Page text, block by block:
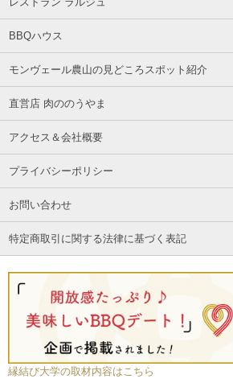
BBQハウス
モンヴェール農山の見どころスポット紹介
直営店 肉ののうやま
アクセス＆会社概要
プライバシーポリシー
お問い合わせ
特定商取引に関する法律に基づく表記
縁結び大学の取材内容はこちら